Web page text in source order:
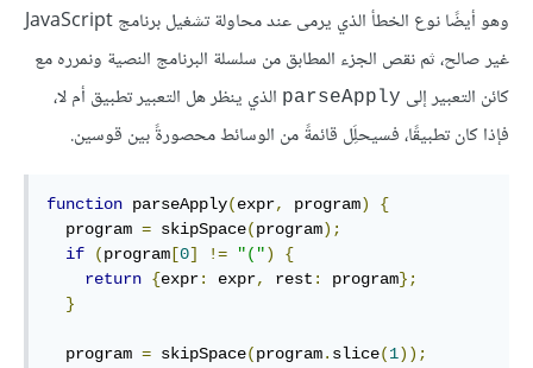
وهو أيضًا نوع الخطأ الذي يرمى عند محاولة تشغيل برنامج JavaScript
غير صالح، ثم نقص الجزء المطابق من سلسلة البرنامج النصية ونمرره مع
كائن التعبير إلى parseApply الذي ينظر هل التعبير تطبيق أم لا،
فإذا كان تطبيقًا، فسيحلَِل قائمةً من الوسائط محصورةً بين قوسين.
function parseApply(expr, program)
{
  program
= skipSpace(program);
if
(program [0] != "(")
{
return {expr: expr, rest : program};
}
  program
= skipSpace(program. slice(1));